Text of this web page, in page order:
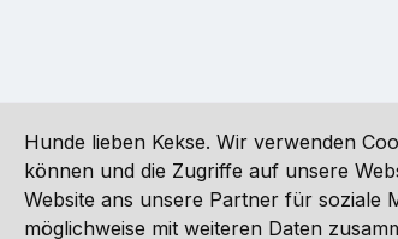
Alle Preise inkl. gesetzl. Mehrwertsteuer
Hunde lieben Kekse. Wir verwenden
können und die Zugriffe auf unsere
Website ans unsere Partner für soziale
möglichweise mit weiteren Daten